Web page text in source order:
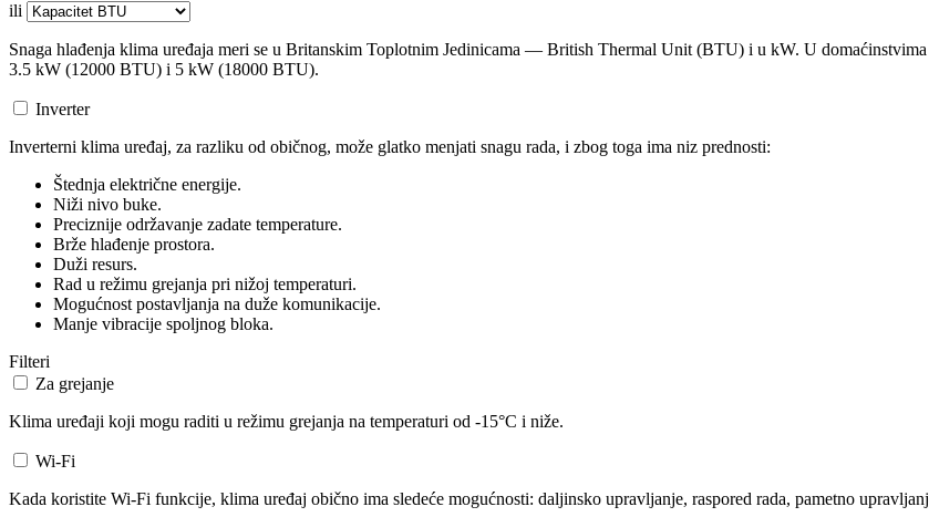
ili
Snaga hlađenja klima uređaja meri se u Britanskim Toplotnim Jedinicama — British Thermal Unit (BTU) i u kW. U
3.5 kW (12000 BTU) i 5 kW (18000 BTU).
Inverter
Inverterni klima uređaj, za razliku od običnog, može glatko menjati snagu rada, i zbog toga ima niz prednosti:
Štednja električne energije.
Niži nivo buke.
Preciznije održavanje zadate temperature.
Brže hlađenje prostora.
Duži resurs.
Rad u režimu grejanja pri nižoj temperaturi.
Mogućnost postavljanja na duže komunikacije.
Manje vibracije spoljnog bloka.
Filteri
Za grejanje
Klima uređaji koji mogu raditi u režimu grejanja na temperaturi od -15°C i niže.
Wi-Fi
Kada koristite Wi-Fi funkcije, klima uređaj obično ima sledeće mogućnosti: daljinsko upravljanje, raspored rada, pametno